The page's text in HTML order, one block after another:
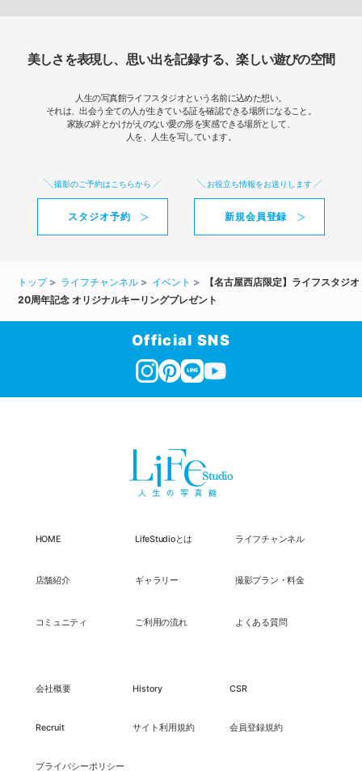
美しさを表現し、思い出を記録する、楽しい遊びの空間
人生の写真館ライフスタジオという名前に込めた想い。
それは、出会う全ての人が生きている証を確認できる場所になること。
家族の絆とかけがえのない愛の形を実感できる場所として、
人を、人生を写しています。
撮影のご予約はこちらから
スタジオ予約
お役立ち情報をお送りします
新規会員登録
トップ ライフチャンネル イベント
【名古屋西店限定】ライフスタジオ
20周年記念 オリジナルキーリングプレゼント
Official SNS
HOME LifeStudioとは ライフチャンネル
店舗紹介 ギャラリー 撮影プラン・料金
コミュニティ ご利用の流れ よくある質問
会社概要 History CSR
Recruit サイト利用規約 会員登録規約
プライバシーポリシー